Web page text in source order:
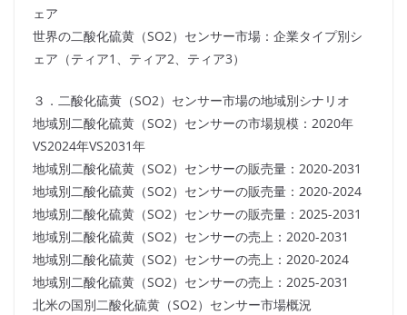
ェア
世界の二酸化硫黄（SO2）センサー市場：企業タイプ別シ
ェア（ティア1、ティア2、ティア3）
３．二酸化硫黄（SO2）センサー市場の地域別シナリオ
地域別二酸化硫黄（SO2）センサーの市場規模：2020年
VS2024年VS2031年
地域別二酸化硫黄（SO2）センサーの販売量：2020-2031
地域別二酸化硫黄（SO2）センサーの販売量：2020-2024
地域別二酸化硫黄（SO2）センサーの販売量：2025-2031
地域別二酸化硫黄（SO2）センサーの売上：2020-2031
地域別二酸化硫黄（SO2）センサーの売上：2020-2024
地域別二酸化硫黄（SO2）センサーの売上：2025-2031
北米の国別二酸化硫黄（SO2）センサー市場概況